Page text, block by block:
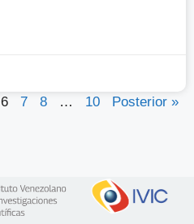
6 7 8 … 10 Posterior »